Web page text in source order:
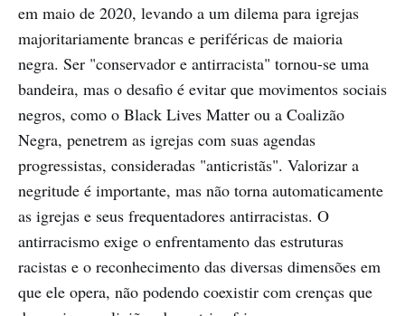
em maio de 2020, levando a um dilema para igrejas
majoritariamente brancas e periféricas de maioria
negra. Ser "conservador e antirracista" tornou-se uma
bandeira, mas o desafio é evitar que movimentos sociais
negros, como o Black Lives Matter ou a Coalizão
Negra, penetrem as igrejas com suas agendas
progressistas, consideradas "anticristãs". Valorizar a
negritude é importante, mas não torna automaticamente
as igrejas e seus frequentadores antirracistas. O
antirracismo exige o enfrentamento das estruturas
racistas e o reconhecimento das diversas dimensões em
que ele opera, não podendo coexistir com crenças que